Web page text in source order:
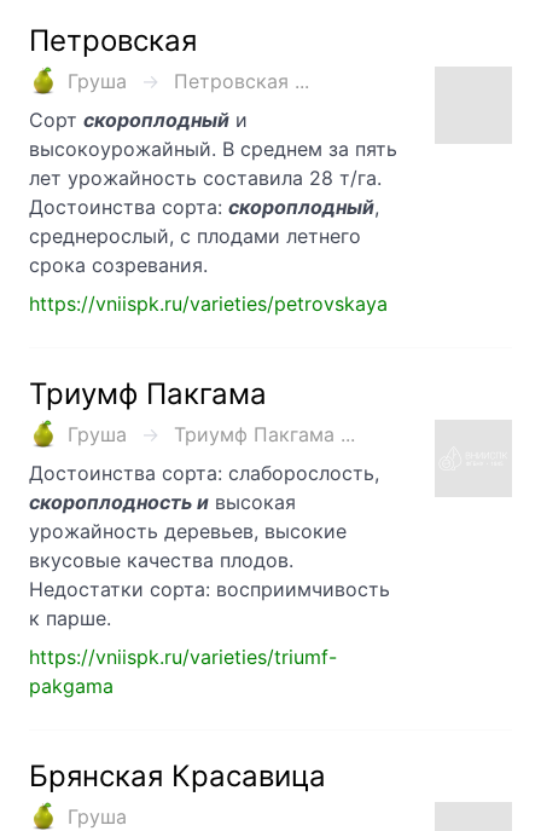
Петровская
Груша
Петровская ...
Сорт скороплодный и
высокоурожайный. В среднем за пять
лет урожайность составила 28 т/га.
Достоинства сорта: скороплодный,
среднерослый, с плодами летнего
срока созревания.
https://vniispk.ru/varieties/petrovskaya
Триумф Пакгама
Груша
Триумф Пакгама ...
Достоинства сорта: слаборослость,
скороплодность и высокая
урожайность деревьев, высокие
вкусовые качества плодов.
Недостатки сорта: восприимчивость
к парше.
https://vniispk.ru/varieties/triumf-
pakgama
Брянская Красавица
Груша